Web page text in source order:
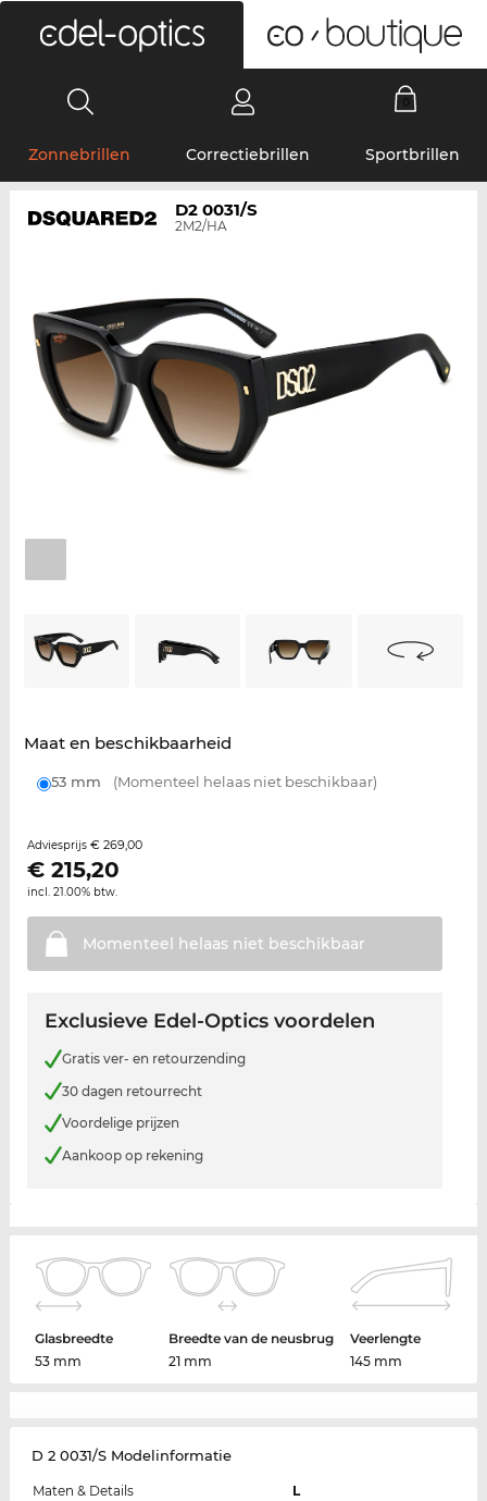
Zonnebrillen Correctiebrillen Sportbrillen
D2 0031/S
2M2/HA
Maat en beschikbaarheid
53 mm (Momenteel helaas niet beschikbaar)
Adviesprijs € 269,00
€ 215,20
incl. 21.00% btw.
Momenteel helaas niet beschikbaar
Exclusieve Edel-Optics voordelen
Gratis ver- en retourzending
30 dagen retourrecht
Voordelige prijzen
Aankoop op rekening
Glasbreedte
53 mm
Breedte van de neusbrug
21 mm
Veerlengte
145 mm
D 2 0031/S Modelinformatie
Maten & Details
L